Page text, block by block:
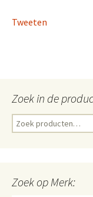
Tweeten
Zoek in de
Zoeken
naar:
Zoek op Merk: